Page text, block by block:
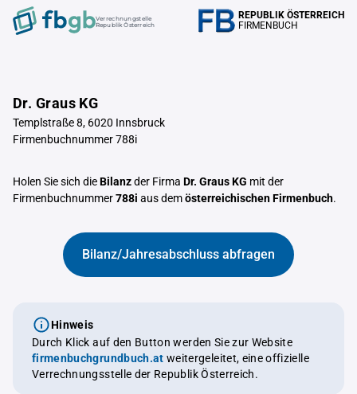
Verrechnungstelle
Republik Österreich
REPUBLIK ÖSTERREICH
FIRMENBUCH
Dr. Graus KG
Templstraße 8, 6020 Innsbruck
Firmenbuchnummer 788i
Holen Sie sich dieBilanzder Firma Dr. Graus KG mit der
Firmenbuchnummer788i aus demösterreichischen Firmenbuch.
Bilanz/Jahresabschluss abfragen
Hinweis
Durch Klick auf den Button werden Sie zur Website
firmenbuchgrundbuch.at weitergeleitet, eine offizielle
Verrechnungsstelle der Republik Österreich.